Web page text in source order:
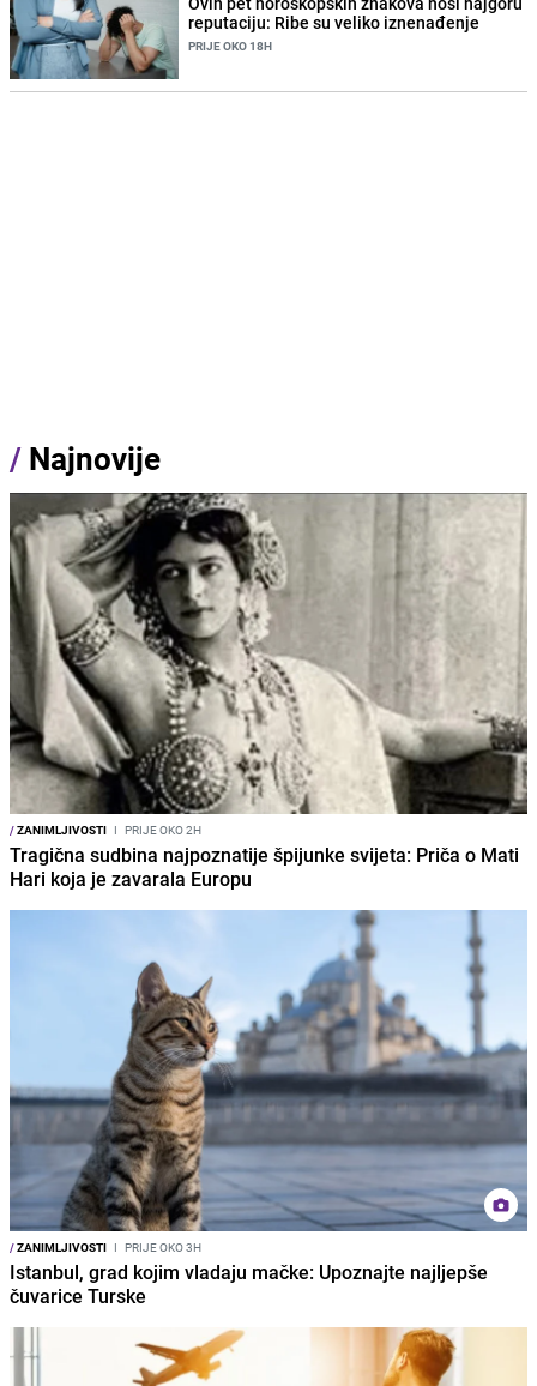
reputaciju: Ribe su veliko iznenađenje
PRIJE OKO 18H
/ Najnovije
/ZANIMLJIVOSTI I PRIJE OKO 2H
Tragična sudbina najpoznatije špijunke svijeta: Priča o Mati
Hari koja je zavarala Europu
/ZANIMLJIVOSTI I PRIJE OKO 3H
Istanbul, grad kojim vladaju mačke: Upoznajte najljepše
čuvarice Turske